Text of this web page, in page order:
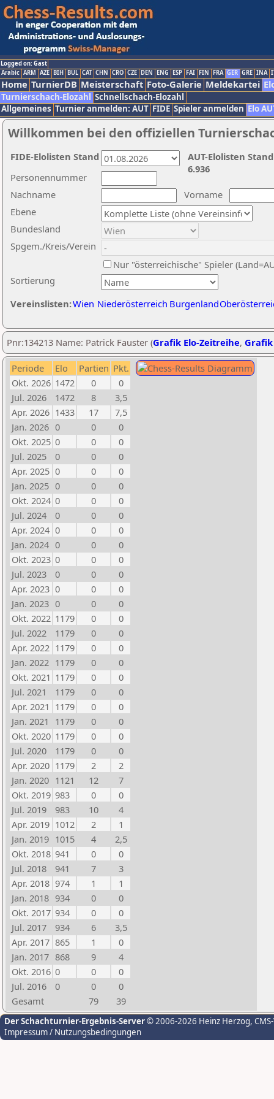
Logged on: Gast
Arabic ARM AZE BIH BUL CAT CHN CRO CZE DEN ENG ESP FAI FIN FRA GER GRE INA
Home TurnierDB Meisterschaft Foto-Galerie Meldekartei
Turnierschach-Elozahl Schnellschach-Elozahl
Allgemeines Turnier anmelden: AUT FIDE Spieler anmelden Elo
Willkommen bei den offiziellen
Nachname
Vorname
Ebene
Sortierung
Personennummer
Bundesland
Spgem./Kreis/Verein
Nur "österreichische" Spieler
Vereinslisten:Wien Niederösterreich Burgenland
AUT-Elolisten
6.936
FIDE-Elolisten Stand
Pnr:134213 Name: Patrick Fauster (Grafik Elo-Zeitreihe,
Periode Elo Partien Pkt.
Okt. 2026 1472 0
0
Jul. 2026
1472 8
3,5
Apr. 2026 1433 17
7,5
Jan. 2026 0 0
0
Okt. 2025 0 0
0
Jul. 2025
0 0
0
Apr. 2025 0 0
0
Jan. 2025 0 0
0
Okt. 2024 0 0
0
Jul. 2024
0 0
0
Apr. 2024 0 0
0
Jan. 2024 0 0
0
Okt. 2023 0 0
0
Jul. 2023
0 0
0
Apr. 2023 0 0
0
Jan. 2023 0 0
0
Okt. 2022 1179 0
0
Jul. 2022
1179 0
0
Apr. 2022 1179 0
0
Jan. 2022 1179 0
0
Okt. 2021 1179 0
0
Jul. 2021
1179 0
0
Apr. 2021 1179 0
0
Jan. 2021
1179 0
0
Okt. 2020 1179 0
0
Jul. 2020
1179 0
0
Apr. 2020 1179 2
2
Jan. 2020 1121 12
7
Okt. 2019 983 0
0
Jul. 2019
983 10
4
Apr. 2019 1012 2
1
Jan. 2019 1015 4
2,5
Okt. 2018 941 0
0
Jul. 2018
941 7
3
Apr. 2018 974 1
1
Jan. 2018 934 0
0
Okt. 2017 934 0
0
Jul. 2017
934 6
3,5
Apr. 2017 865 1
0
Jan. 2017 868 9
4
Okt. 2016 0 0
0
Jul. 2016
0 0
0
Gesamt
79 39
Der Schachturnier-Ergebnis-Server© 2006-2026 Heinz Herzog,
Impressum / Nutzungsbedingungen